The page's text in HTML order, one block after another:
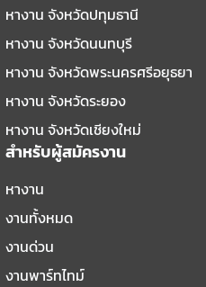
หางาน จังหวัดปทุมธานี
หางาน จังหวัดนนทบุรี
หางาน จังหวัดพระนครศรีอยุธยา
หางาน จังหวัดระยอง
หางาน จังหวัดเชียงใหม่
สำหรับผู้สมัครงาน
หางาน
งานทั้งหมด
งานด่วน
งานพาร์ทไทม์